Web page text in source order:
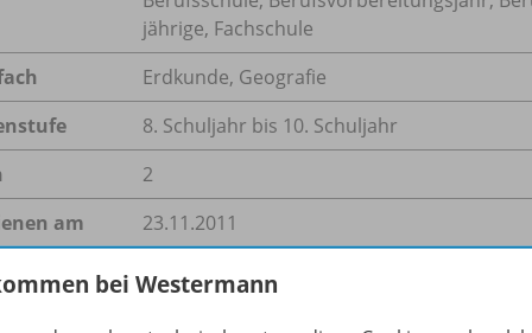
jährige, Fachschule
Erdkunde, Geografie
8. Schuljahr bis 10. Schuljahr
2
am
23.11.2011
122,5 kB
bei Westermann